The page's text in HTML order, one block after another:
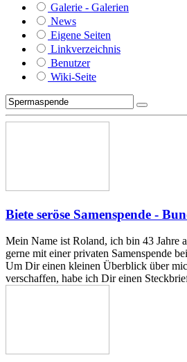
Galerie - Galerien
News
Eigene Seiten
Linkverzeichnis
Benutzer
Wiki-Seite
Biete seröse Samenspende -
Mein Name ist Roland, ich bin 43 Jahre
gerne mit einer privaten Samenspende
Um Dir einen kleinen Überblick über
verschaffen, habe ich Dir einen